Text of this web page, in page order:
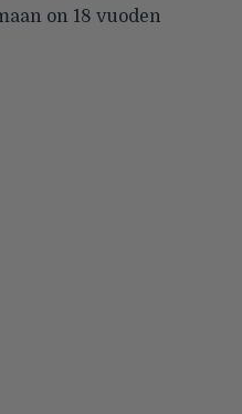
on 18 vuoden